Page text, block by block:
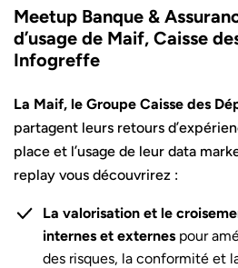
Meetup Banque &
d’usage de Maif, Caisse
Infogreffe
La Maif, le Groupe Caisse des
partagent leurs retours
place et l’usage de leur data
replay vous découvrirez :
La valorisation et le
internes et externes pour
des risques, la conformité et